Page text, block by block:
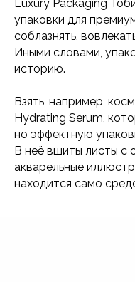
Luxury Packaging
упаковки для
соблазнять,
Иными словами,
историю.
Взять, например,
Hydrating Serum,
но эффектную
В неё вшиты листы с
акварельные
находится само